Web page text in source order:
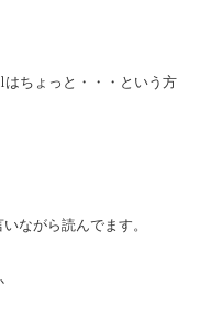
ちょっと・・・という方
ながら読んでます。